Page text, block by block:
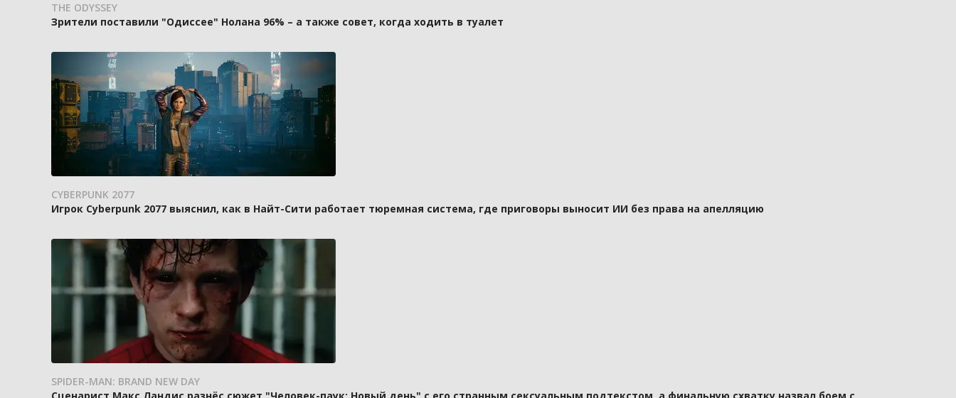
THE ODYSSEY
Зрители поставили "Одиссее" Нолана 96% – а также совет, когда ходить в туалет
CYBERPUNK 2077
Игрок Cyberpunk 2077 выяснил, как в Найт-Сити работает тюремная система, где приговоры выносит ИИ без права на апелляцию
SPIDER-MAN: BRAND NEW DAY